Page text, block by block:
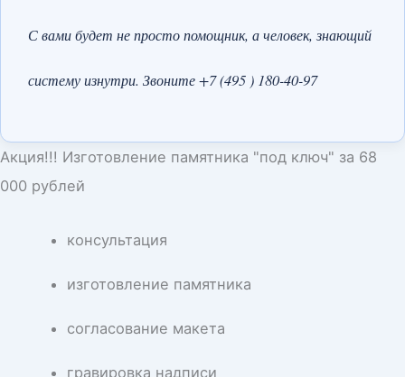
С вами будет не просто помощник, а человек, знающий
систему изнутри. Звоните +7 (495 ) 180-40-97
Акция!!! Изготовление памятника "под ключ" за 68
000 рублей
консультация
изготовление памятника
согласование макета
гравировка надписи